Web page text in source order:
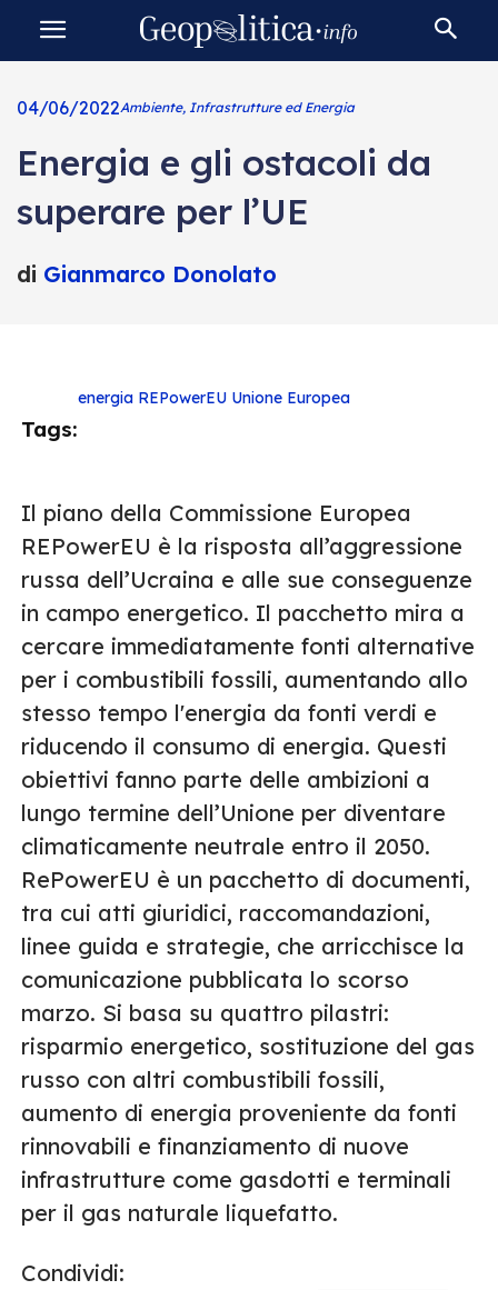
04/06/2022Ambiente, Infrastrutture ed Energia
Energia e gli ostacoli da
superare per l’UE
di Gianmarco Donolato
Tags:
energia REPowerEU Unione Europea
Il piano della Commissione Europea
REPowerEU è la risposta all’aggressione
russa dell’Ucraina e alle sue conseguenze
in campo energetico. Il pacchetto mira a
cercare immediatamente fonti alternative
per i combustibili fossili, aumentando allo
stesso tempo l'energia da fonti verdi e
riducendo il consumo di energia. Questi
obiettivi fanno parte delle ambizioni a
lungo termine dell’Unione per diventare
climaticamente neutrale entro il 2050.
RePowerEU è un pacchetto di documenti,
tra cui atti giuridici, raccomandazioni,
linee guida e strategie, che arricchisce la
comunicazione pubblicata lo scorso
marzo. Si basa su quattro pilastri:
risparmio energetico, sostituzione del gas
russo con altri combustibili fossili,
aumento di energia proveniente da fonti
rinnovabili e finanziamento di nuove
infrastrutture come gasdotti e terminali
per il gas naturale liquefatto.
Condividi: